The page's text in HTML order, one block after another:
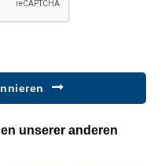
unserer anderen